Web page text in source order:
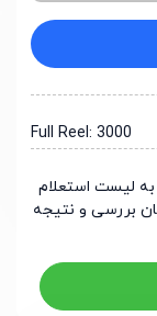
Full Reel: 3000
لیست استعلام
بررسی و نتیجه